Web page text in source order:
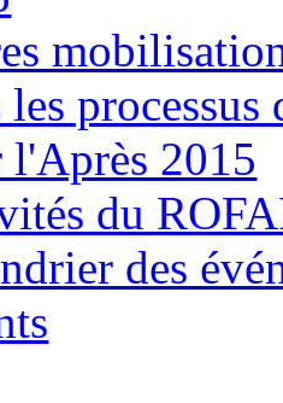
les
l'Après 2015
du
des